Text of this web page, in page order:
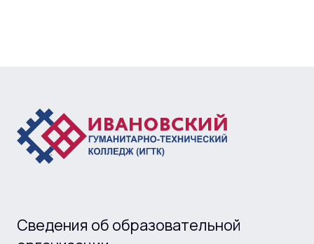
Сведения об образовательной